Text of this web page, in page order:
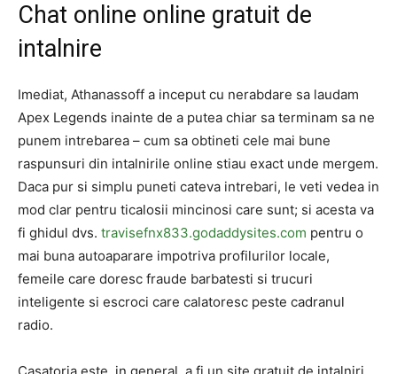
Chat online online gratuit de
intalnire
Imediat, Athanassoff a inceput cu nerabdare sa laudam
Apex Legends inainte de a putea chiar sa terminam sa ne
punem intrebarea – cum sa obtineti cele mai bune
raspunsuri din intalnirile online stiau exact unde mergem.
Daca pur si simplu puneti cateva intrebari, le veti vedea in
mod clar pentru ticalosii mincinosi care sunt; si acesta va
fi ghidul dvs. travisefnx833.godaddysites.com pentru o
mai buna autoaparare impotriva profilurilor locale,
femeile care doresc fraude barbatesti si trucuri
inteligente si escroci care calatoresc peste cadranul
radio.